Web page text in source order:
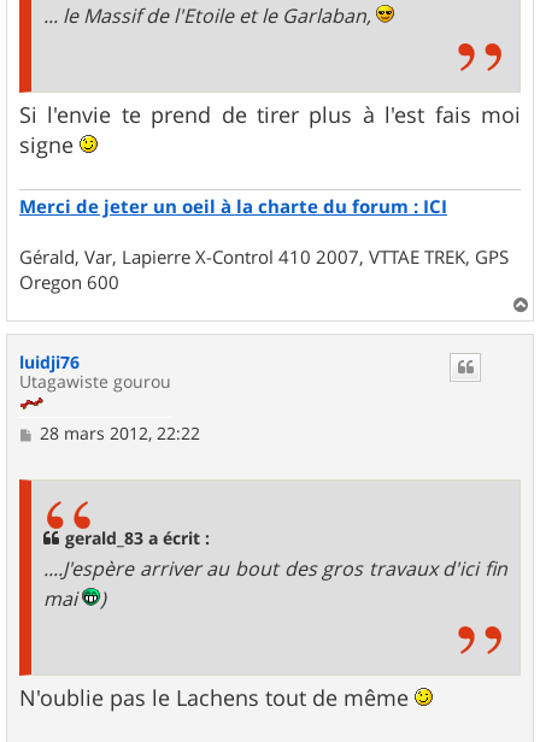
... le Massif de l'Etoile et le Garlaban,
Si l'envie te prend de tirer plus à l'est fais moi
signe
Merci de jeter un oeil à la charte du forum : ICI
Gérald, Var, Lapierre X-Control 410 2007, VTTAE TREK, GPS
Oregon 600
a
luidji76
Utagawiste gourou
M
28 mars 2012, 22:22
gerald_83 a écrit :
....J'espère arriver au bout des gros travaux d'ici fin
mai
)
N'oublie pas le Lachens tout de même